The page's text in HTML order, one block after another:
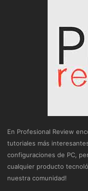
En Profesional Review
tutoriales más
configuraciones de PC,
cualquier producto
nuestra comunidad!